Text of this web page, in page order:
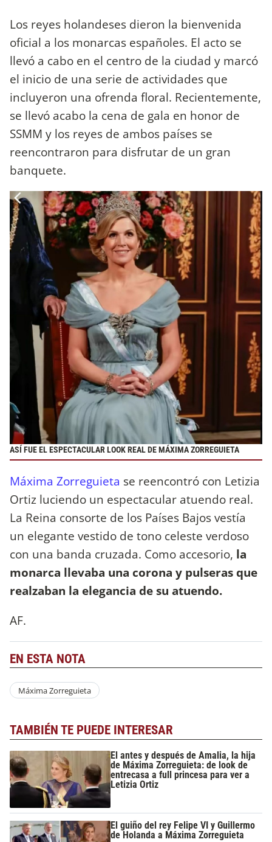
Los reyes holandeses dieron la bienvenida
oficial a los monarcas españoles. El acto se
llevó a cabo en el centro de la ciudad y marcó
el inicio de una serie de actividades que
incluyeron una ofrenda floral. Recientemente,
se llevó acabo la cena de gala en honor de
SSMM y los reyes de ambos países se
reencontraron para disfrutar de un gran
banquete.
ASÍ FUE EL ESPECTACULAR LOOK REAL DE MÁXIMA ZORREGUIETA
Máxima Zorreguieta se reencontró con Letizia
Ortiz luciendo un espectacular atuendo real.
La Reina consorte de los Países Bajos vestía
un elegante vestido de tono celeste verdoso
con una banda cruzada. Como accesorio, la
monarca llevaba una corona y pulseras que
realzaban la elegancia de su atuendo.
AF.
EN ESTA NOTA
Máxima Zorreguieta
TAMBIÉN TE PUEDE INTERESAR
El antes y después de Amalia, la hija
de Máxima Zorreguieta: de look de
entrecasa a full princesa para ver a
Letizia Ortiz
El guiño del rey Felipe VI y Guillermo
de Holanda a Máxima Zorreguieta